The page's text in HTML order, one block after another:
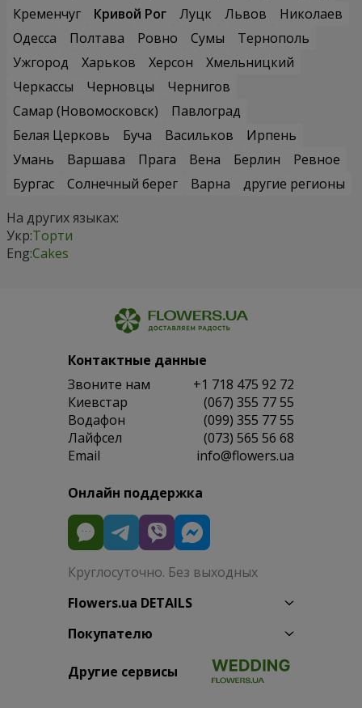
Кременчуг
Кривой Рог Луцк Львов
Николаев
Одесса
Полтава Ровно Сумы
Тернополь
Ужгород
Харьков Херсон
Хмельницкий
Черкассы
Черновцы
Чернигов
Самар (Новомосковск)
Павлоград
Белая Церковь
Буча Васильков
Ирпень
Умань
Варшава Прага Вена Берлин
Ревное
Бургас
Солнечный берег Варна
другие регионы
На других языках:
Укр:Торти
Eng:Cakes
Контактные данные
Звоните нам
+1 718 475 92 72
Киевстар
(067) 355 77 55
Водафон
(099) 355 77 55
Лайфсел
(073) 565 56 68
Email
info@flowers.ua
Онлайн поддержка
Круглосуточно. Без выходных
Flowers.ua DETAILS
Покупателю
Другие сервисы